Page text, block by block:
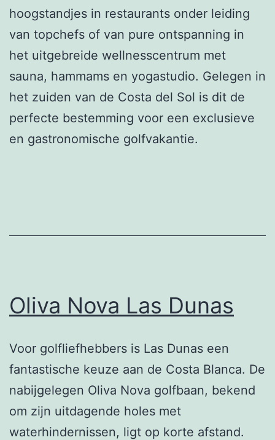
hoogstandjes in restaurants onder leiding
van topchefs of van pure ontspanning in
het uitgebreide wellnesscentrum met
sauna, hammams en yogastudio. Gelegen in
het zuiden van de Costa del Sol is dit de
perfecte bestemming voor een exclusieve
en gastronomische golfvakantie.
Oliva Nova Las Dunas
Voor golfliefhebbers is Las Dunas een
fantastische keuze aan de Costa Blanca. De
nabijgelegen Oliva Nova golfbaan, bekend
om zijn uitdagende holes met
waterhindernissen, ligt op korte afstand.